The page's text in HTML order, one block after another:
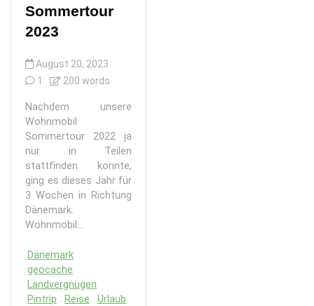
Sommertour
2023
August 20, 2023
1
200 words
Nachdem unsere
Wohnmobil
Sommertour 2022 ja
nur in Teilen
stattfinden konnte,
ging es dieses Jahr für
3 Wochen in Richtung
Dänemark.
Wohnmobil...
Dänemark
geocache
Landvergnügen
Pintrip
Reise
Urlaub